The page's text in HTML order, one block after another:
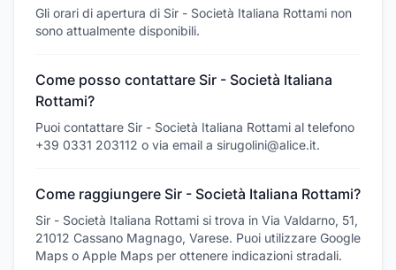
Gli orari di apertura di Sir - Società Italiana Rottami non
sono attualmente disponibili.
Come posso contattare Sir - Società Italiana
Rottami?
Puoi contattare Sir - Società Italiana Rottami al telefono
+39 0331 203112 o via email a sirugolini@alice.it.
Come raggiungere Sir - Società Italiana Rottami?
Sir - Società Italiana Rottami si trova in Via Valdarno, 51,
21012 Cassano Magnago, Varese. Puoi utilizzare Google
Maps o Apple Maps per ottenere indicazioni stradali.